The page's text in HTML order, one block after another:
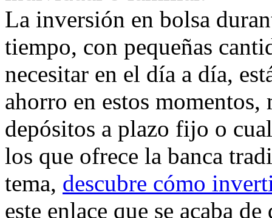
La inversión en bolsa
tiempo, con pequeñas
necesitar en el día a día,
ahorro en estos
depósitos a plazo fijo o
los que ofrece la banca
tema, descubre cómo
este enlace que se acaba